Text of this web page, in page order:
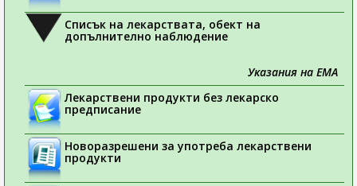
Списък на лекарствата, обект на
допълнително наблюдение
Указания на ЕМА
Лекарствени продукти без лекарско
предписание
Новоразрешени за употреба лекарствени
продукти